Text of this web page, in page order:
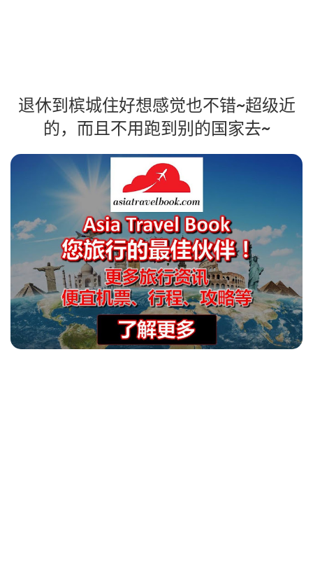
退休到槟城住好想感觉也不错~超级近
的，而且不用跑到别的国家去~